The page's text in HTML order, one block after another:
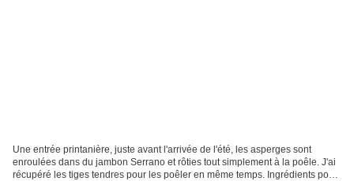
Une entrée printanière, juste avant l'arrivée de l'été, les asperges sont
enroulées dans du jambon Serrano et rôties tout simplement à la poêle. J'ai
récupéré les tiges tendres pour les poêler en même temps. Ingrédients pour